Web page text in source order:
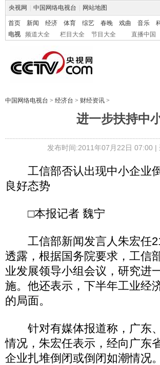
央视网 中国网络电视台 网站地图
首页 新闻 经济 体育 综艺 春晚 戏曲 音乐
电视
频道大全 栏目大全 节目大全 直播中国
中国网络电视台 > 经济台 > 财经资讯 >
进一步扶持中
发布时间:2011年07月22日 07:00 |
工信部否认出现中小企业倒
良好态势
□本报记者 魏宁
工信部新闻发言人朱宏任
透露，根据国务院要求，工信
业发展领导小组会议，研究进
施。他还表示，下半年工业经
的局面。
针对有媒体报道称，广东
情况，朱宏任表示，经向广东
企业扎堆倒闭或倒闭如潮情况。